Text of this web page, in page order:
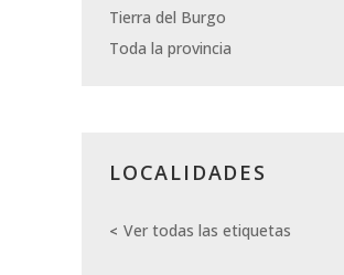
Tierra del Burgo
Toda la provincia
LOCALIDADES
Ver todas las etiquetas